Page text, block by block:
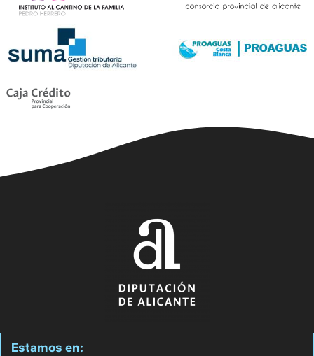
Estamos en: